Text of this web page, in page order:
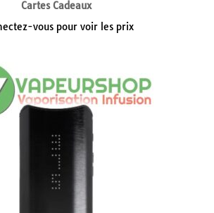
Cartes Cadeaux
vous pour voir les prix